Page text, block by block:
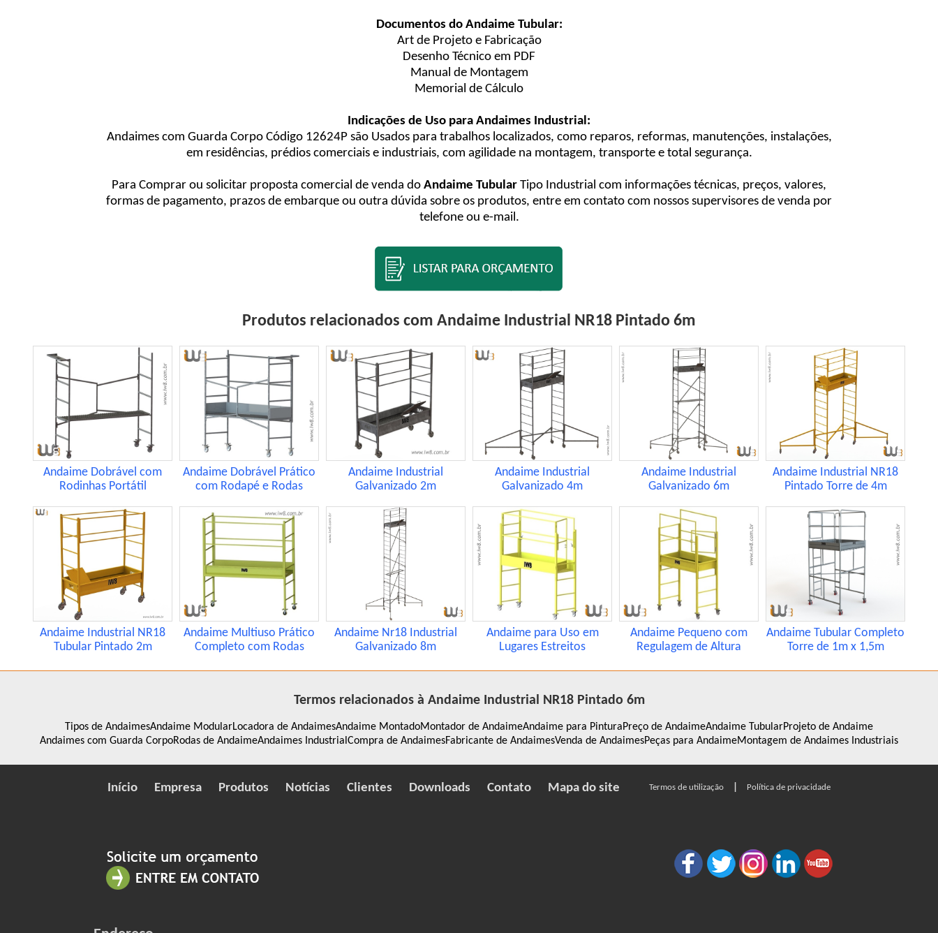
Documentos do Andaime Tubular:
Art de Projeto e Fabricação
Desenho Técnico em PDF
Manual de Montagem
Memorial de Cálculo
Indicações de Uso para Andaimes Industrial:
Andaimes com Guarda Corpo Código 12624P são Usados para trabalhos localizados, como reparos, reformas, manutenções, instalações,
em residências, prédios comerciais e industriais, com agilidade na montagem, transporte e total segurança.
Para Comprar ou solicitar proposta comercial de venda do Andaime Tubular Tipo Industrial com informações técnicas, preços, valores,
formas de pagamento, prazos de embarque ou outra dúvida sobre os produtos, entre em contato com nossos supervisores de venda por
telefone ou e-mail.
Produtos relacionados com Andaime Industrial NR18 Pintado 6m
Andaime Dobrável com
Rodinhas Portátil
Andaime Dobrável Prático
com Rodapé e Rodas
Andaime Industrial
Galvanizado 2m
Andaime Industrial
Galvanizado 4m
Andaime Industrial
Galvanizado 6m
Andaime Industrial NR18
Pintado Torre de 4m
Andaime Industrial NR18
Tubular Pintado 2m
Andaime Multiuso Prático
Completo com Rodas
Andaime Nr18 Industrial
Galvanizado 8m
Andaime para Uso em
Lugares Estreitos
Andaime Pequeno com
Regulagem de Altura
Andaime Tubular Completo
Torre de 1m x 1,5m
Termos relacionados à Andaime Industrial NR18 Pintado 6m
Tipos de AndaimesAndaime ModularLocadora de AndaimesAndaime MontadoMontador de AndaimeAndaime para PinturaPreço de AndaimeAndaime TubularProjeto de Andaime
Andaimes com Guarda CorpoRodas de AndaimeAndaimes Industrial Compra de AndaimesFabricante de AndaimesVenda de AndaimesPeças para AndaimeMontagem de Andaimes Industriais
Início Empresa Produtos Notícias Clientes Downloads Contato Mapa do site Termos de utilização Política de privacidade